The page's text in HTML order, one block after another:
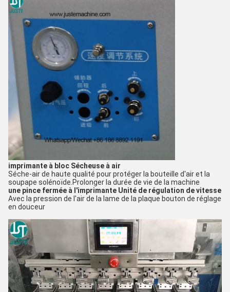
imprimante à bloc Sécheuse à air
Séche-air de haute qualité pour protéger la bouteille d'air et la
soupape solénoïde. Prolonger la durée de vie de la machine
une pince fermée à l'imprimante Unité de régulation de vitesse
Avec la pression de l'air de la lame de la plaque bouton de réglage
en douceur